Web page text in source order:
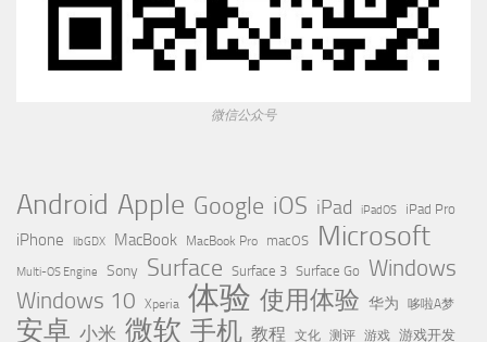
微信公众号
Android Apple Google iOS iPad iPadOS iPad Pro
iPhone libGDX MacBook MacBook Pro macOS Microsoft
Multi-OS Engine Sony Surface Surface 3 Surface Go Windows
Windows 10 Xperia 体验 使用体验 华为 哆啦A梦
安卓 小米 微软 手机 教程 文化 测评 游戏 游戏开发